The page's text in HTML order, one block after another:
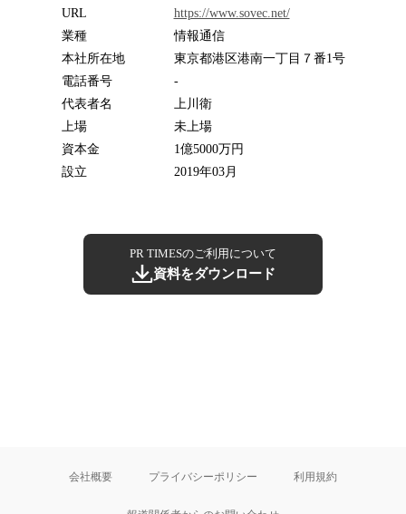
URL
https://www.sovec.net/
業種
情報通信
本社所在地
東京都港区港南一丁目７番1号
電話番号
-
代表者名
上川衛
上場
未上場
資本金
1億5000万円
設立
2019年03月
PR TIMESのご利用について
資料をダウンロード
会社概要 プライバシーポリシー 利用規約